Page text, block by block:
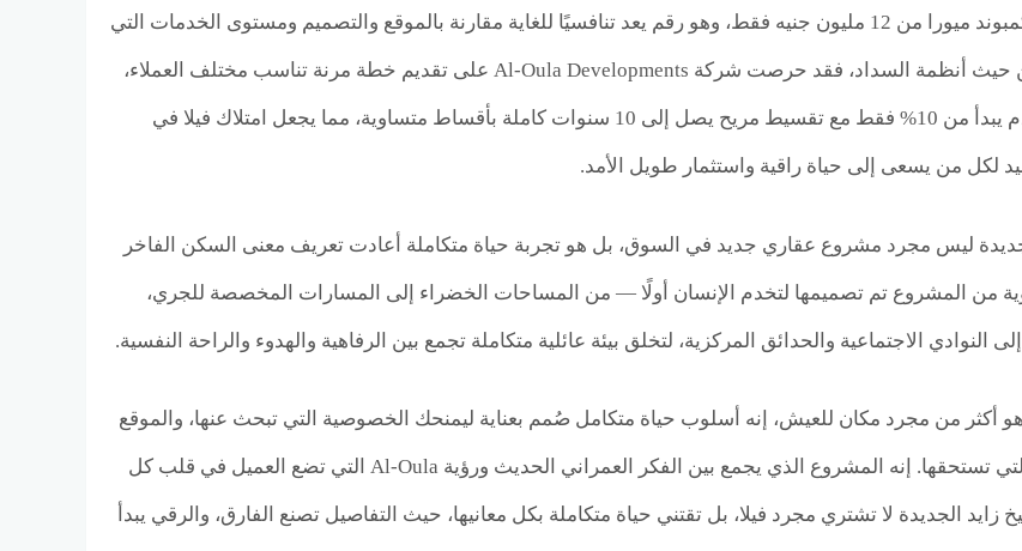
تبدأ أسعار الفيلات في كمبوند ميورا من 12 مليون جنيه فقط، وهو رقم يعد تنافسيًا للغاية مقارنة بالموقع والتصميم ومستوى الخدمات التي
يقدمها المشروع. أما من حيث أنظمة السداد، فقد حرصت شركة Al-Oula Developments على تقديم خطة مرنة تناسب مختلف العملاء،
حيث يمكن التعاقد بمقدم يبدأ من 10% فقط مع تقسيط مريح يصل إلى 10 سنوات كاملة بأقساط متساوية، مما يجعل امتلاك فيلا في
لكل من يسعى إلى حياة راقية واستثمار طويل الأمد.
ليس مجرد مشروع عقاري جديد في السوق، بل هو تجربة حياة متكاملة أعادت تعريف معنى السكن الفاخر
من المشروع تم تصميمها لتخدم الإنسان أولًا — من المساحات الخضراء إلى المسارات المخصصة للجري،
النوادي الاجتماعية والحدائق المركزية، لتخلق بيئة عائلية متكاملة تجمع بين الرفاهية والهدوء والراحة النفسية.
هو أكثر من مجرد مكان للعيش، إنه أسلوب حياة متكامل صُمم بعناية ليمنحك الخصوصية التي تبحث عنها، والموقع
الذي تحلم به، والراحة التي تستحقها. إنه المشروع الذي يجمع بين الفكر العمراني الحديث ورؤية Al-Oula التي تضع العميل في قلب كل
زايد الجديدة لا تشتري مجرد فيلا، بل تقتني حياة متكاملة بكل معانيها، حيث التفاصيل تصنع الفارق، والرقي يبدأ